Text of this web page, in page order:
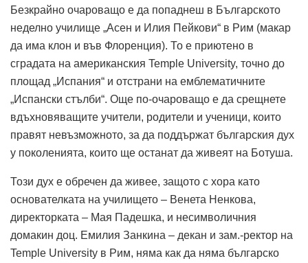
Безкрайно очароващо е да попаднеш в Българското
неделно училище „Асен и Илия Пейкови“ в Рим (макар
да има клон и във Флоренция). То е приютено в
сградата на американския Temple University, точно до
площад „Испания“ и отстрани на емблематичните
„Испански стълби“. Още по-очароващо е да срещнете
вдъхновяващите учители, родители и ученици, които
правят невъзможното, за да поддържат българския дух
у поколенията, които ще останат да живеят на Ботуша.
Този дух е обречен да живее, защото с хора като
основателката на училището – Венета Ненкова,
директорката – Мая Падешка, и несимволичния
домакин доц. Емилия Занкина – декан и зам.-ректор на
Temple University в Рим, няма как да няма българско